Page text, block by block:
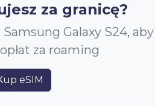
za granicę?
Galaxy S24,
za roaming
eSIM